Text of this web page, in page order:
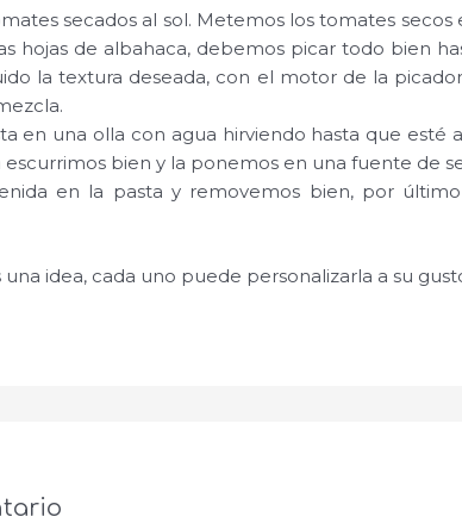
secados al sol. Metemos los tomates
hojas de albahaca, debemos picar todo bien
la textura deseada, con el motor de la
en una olla con agua hirviendo hasta que esté
escurrimos bien y la ponemos en una fuente de
en la pasta y removemos bien, por
idea, cada uno puede personalizarla a su